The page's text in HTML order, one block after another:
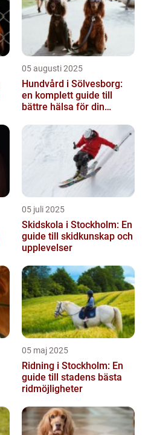
05 augusti 2025
Hundvård i Sölvesborg:
en komplett guide till
bättre hälsa för din
05 juli 2025
Skidskola i Stockholm: En
guide till skidkunskap och
upplevelser
05 maj 2025
Ridning i Stockholm: En
guide till stadens bästa
ridmöjligheter